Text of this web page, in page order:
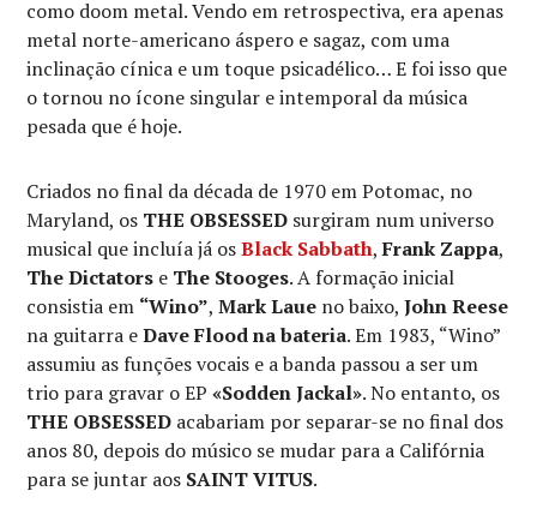
como doom metal. Vendo em retrospectiva, era apenas
metal norte-americano áspero e sagaz, com uma
inclinação cínica e um toque psicadélico… E foi isso que
o tornou no ícone singular e intemporal da música
pesada que é hoje.
Criados no final da década de 1970 em Potomac, no
Maryland, os THE OBSESSED surgiram num universo
musical que incluía já osBlack Sabbath,Frank Zappa,
The Dictators e The Stooges. A formação inicial
consistia em “Wino”,Mark Laue no baixo,John Reese
na guitarra eDave Flood na bateria. Em 1983, “Wino”
assumiu as funções vocais e a banda passou a ser um
trio para gravar o EP«Sodden Jackal». No entanto, os
THE OBSESSED acabariam por separar-se no final dos
anos 80, depois do músico se mudar para a Califórnia
para se juntar aos SAINT VITUS.